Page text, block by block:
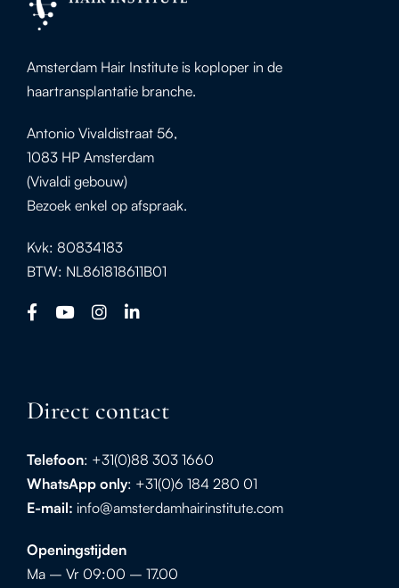
Amsterdam Hair Institute is koploper in de
haartransplantatie branche.
Antonio Vivaldistraat 56,
1083 HP Amsterdam
(Vivaldi gebouw)
Bezoek enkel op afspraak.
Kvk: 80834183
BTW: NL861818611B01
Direct contact
Telefoon: +31(0)88 303 1660
WhatsApp only: +31(0)6 184 280 01
E-mail: info@amsterdamhairinstitute.com
Openingstijden
Ma – Vr 09:00 – 17.00